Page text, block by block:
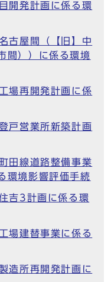
開発計画に係る環
屋間（【旧】中
間））に係る環境
場再開発計画に係
戸営業所新築計画
田線道路整備事業
環境影響評価手続
吉3計画に係る環
建替事業に係る
所再開発計画に